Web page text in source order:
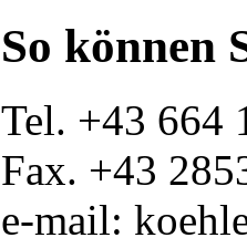
So können
Tel. +43 664
Fax. +43
e-mail: